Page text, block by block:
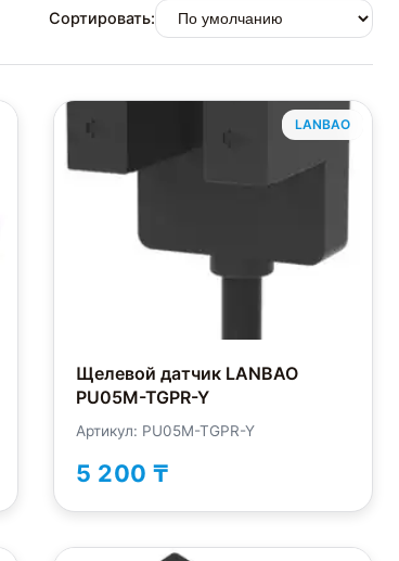
Сортировать:
LANBAO
Щелевой датчик LANBAO
PU05M-TGPR-Y
Артикул: PU05M-TGPR-Y
5 200 ₸